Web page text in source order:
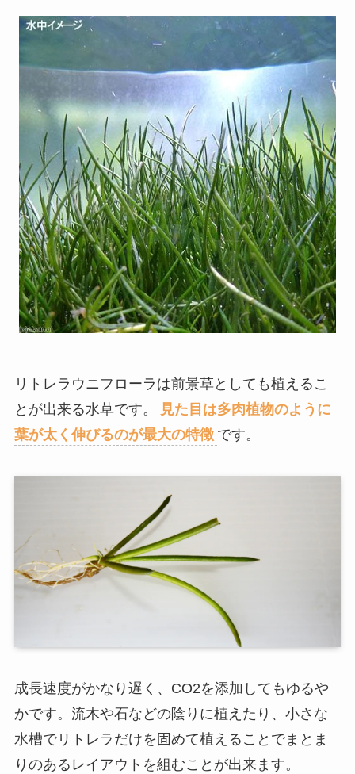
リトレラウニフローラは前景草としても植えるこ
とが出来る水草です。
見た目は多肉植物のように
葉が太く伸びるのが最大の特徴 です。
成長速度がかなり遅く、CO2を添加してもゆるや
かです。流木や石などの陰りに植えたり、小さな
水槽でリトレラだけを固めて植えることでまとま
りのあるレイアウトを組むことが出来ます。